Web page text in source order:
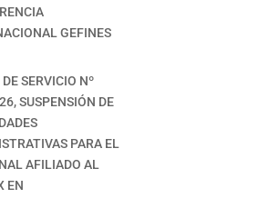
GEFINES
SERVICIO Nº
SUSPENSIÓN DE
PARA EL
AFILIADO AL
EN